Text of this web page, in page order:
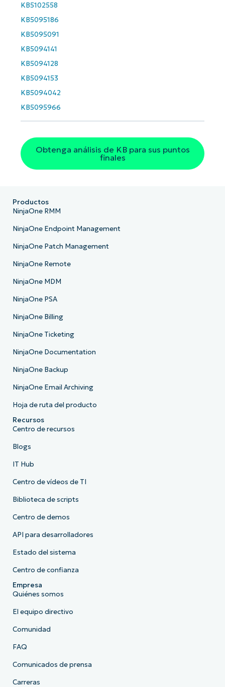
KB5102558
KB5095186
KB5095091
KB5094141
KB5094128
KB5094153
KB5094042
KB5095966
Obtenga análisis de KB para sus puntos
finales
Business
Phone
number*
País
Company
name*
Productos
NinjaOne RMM
NinjaOne Endpoint Management
NinjaOne Patch Management
NinjaOne Remote
NinjaOne MDM
NinjaOne PSA
NinjaOne Billing
NinjaOne Ticketing
NinjaOne Documentation
NinjaOne Backup
NinjaOne Email Archiving
Hoja de ruta del producto
Recursos
Centro de recursos
Blogs
IT Hub
Centro de vídeos de TI
Biblioteca de scripts
Centro de demos
API para desarrolladores
Estado del sistema
Centro de confianza
Empresa
Quiénes somos
El equipo directivo
Comunidad
FAQ
Comunicados de prensa
Carreras